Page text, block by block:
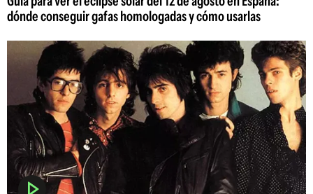
dónde conseguir gafas homologadas y cómo usarlas